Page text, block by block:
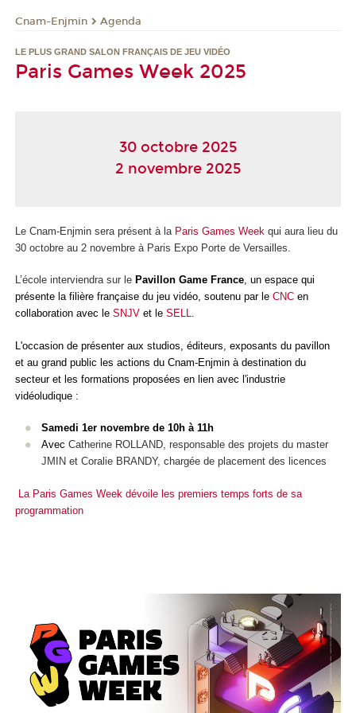
Cnam-Enjmin Agenda
LE PLUS GRAND SALON FRANÇAIS DE JEU VIDÉO
Paris Games Week 2025
30 octobre 2025
2 novembre 2025
Le Cnam-Enjmin sera présent à la Paris Games Week qui aura lieu du
30 octobre au 2 novembre à Paris Expo Porte de Versailles.
L’école interviendra sur le Pavillon Game France, un espace qui
présente la filière française du jeu vidéo, soutenu par le CNC en
collaboration avec le SNJV et le SELL.
L'occasion de présenter aux studios, éditeurs, exposants du pavillon
et au grand public les actions du Cnam-Enjmin à destination du
secteur et les formations proposées en lien avec l'industrie
vidéoludique :
Samedi 1ernovembre de 10h à 11h
Avec Catherine ROLLAND, responsable des projets du master
JMIN et Coralie BRANDY, chargée de placement des licences
La Paris Games Week dévoile les premiers temps forts de sa
programmation